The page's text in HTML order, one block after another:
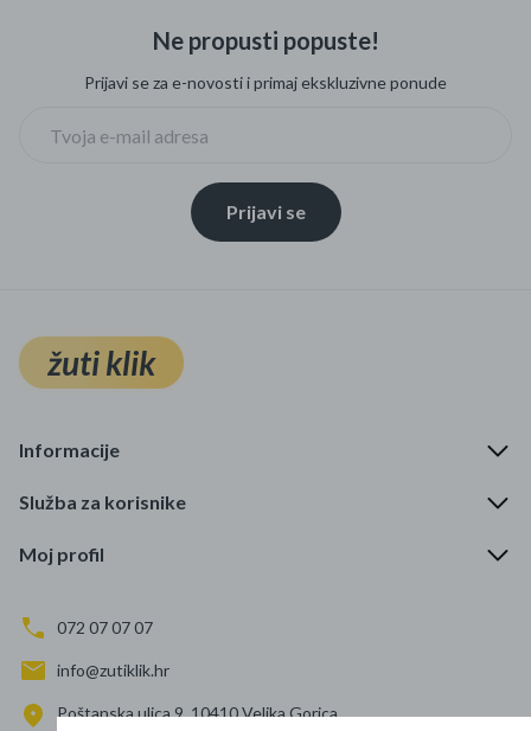
Ne propusti popuste!
Prijavi se za e-novosti i primaj ekskluzivne ponude
Prijavi se
žuti klik
Informacije
Služba za korisnike
Moj profil
072 07 07 07
info@zutiklik.hr
Poštanska ulica 9, 10410 Velika Gorica